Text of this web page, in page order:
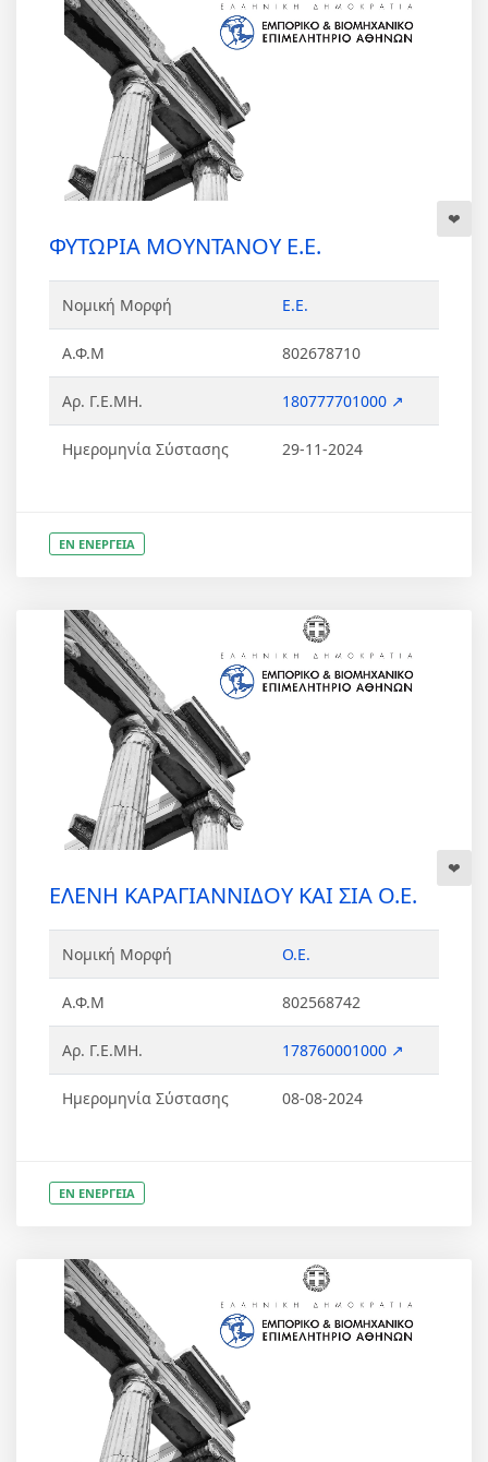
ΦΥΤΩΡΙΑ ΜΟΥΝΤΑΝΟΥ Ε.Ε.
Νομική Μορφή Ε.Ε.
Α.Φ.Μ 802678710
Αρ. Γ.Ε.ΜΗ. 180777701000 ↗
Ημερομηνία Σύστασης 29-11-2024
ΕΝ ΕΝΕΡΓΕΙΑ
ΕΛΕΝΗ ΚΑΡΑΓΙΑΝΝΙΔΟΥ ΚΑΙ ΣΙΑ Ο.Ε.
Νομική Μορφή Ο.Ε.
Α.Φ.Μ 802568742
Αρ. Γ.Ε.ΜΗ. 178760001000 ↗
Ημερομηνία Σύστασης 08-08-2024
ΕΝ ΕΝΕΡΓΕΙΑ